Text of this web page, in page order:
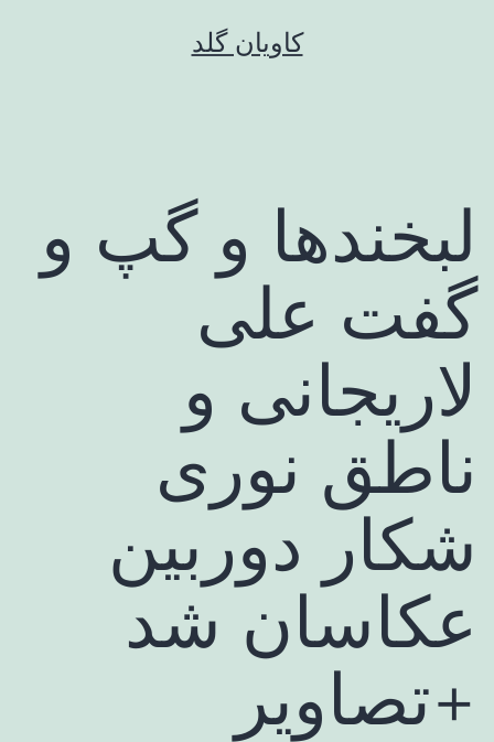
کاویان گلد
لبخندها و گپ و
گفت علی
لاریجانی و
ناطق نوری
شکار دوربین
عکاسان شد
+تصاویر